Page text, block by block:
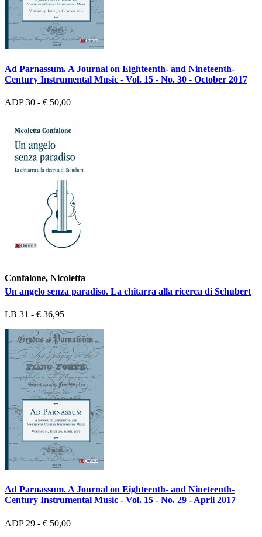
Ad Parnassum. A Journal on Eighteenth- and Nineteenth-
Century Instrumental Music - Vol. 15 - No. 30 - October 2017
ADP 30 - € 50,00
Confalone, Nicoletta
Un angelo senza paradiso. La chitarra alla ricerca di Schubert
LB 31 - € 36,95
Ad Parnassum. A Journal on Eighteenth- and Nineteenth-
Century Instrumental Music - Vol. 15 - No. 29 - April 2017
ADP 29 - € 50,00